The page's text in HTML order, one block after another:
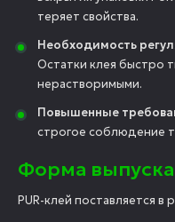
теряет свойства.
Необходимость
Остатки клея быстро
нерастворимыми.
Повышенные
строгое соблюдение
Форма выпуска
PUR-клей поставляется в